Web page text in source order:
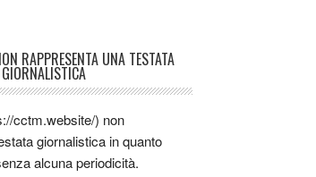
RAPPRESENTA UNA TESTATA
GIORNALISTICA
cctm.website/) non
giornalistica in quanto
alcuna periodicità.